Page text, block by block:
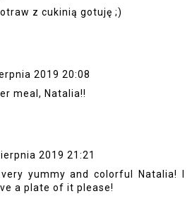
z cukinią gotuję ;)
2019 20:08
meal, Natalia!!
2019 21:21
yummy and colorful Natalia! I
a plate of it please!